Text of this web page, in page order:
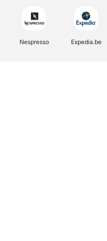
Nespresso Expedia.be